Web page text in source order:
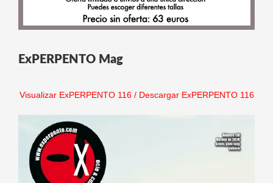
ExPERPENTO Mag
Visualizar ExPERPENTO 116/ Descargar ExPERPENTO 116